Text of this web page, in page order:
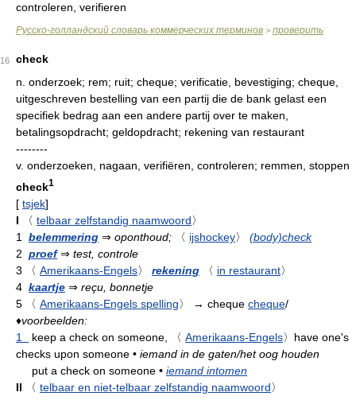
controleren, verifieren
Русско-голландский словарь коммерческих терминов > проверить
16
check
n. onderzoek; rem; ruit; cheque; verificatie, bevestiging; cheque,
uitgeschreven bestelling van een partij die de bank gelast een
specifiek bedrag aan een andere partij over te maken,
betalingsopdracht; geldopdracht; rekening van restaurant
--------
v. onderzoeken, nagaan, verifiëren, controleren; remmen, stoppen
check1
[ tsjek]
I
〈 telbaar zelfstandig naamwoord〉
1
belemmering ⇒ oponthoud; 〈 ijshockey〉
(body)check
2 proef⇒ test, controle
3
〈 Amerikaans-Engels〉 rekening 〈 in restaurant〉
4 kaartje ⇒ reçu, bonnetje
5
〈 Amerikaans-Engels spelling〉 → cheque cheque/
♦voorbeelden:
1
keep a check on someone, 〈 Amerikaans-Engels〉 have one's
checks upon someone • iemand in de gaten/het oog houden
put a check on someone • iemand intomen
II
〈 telbaar en niet-telbaar zelfstandig naamwoord〉